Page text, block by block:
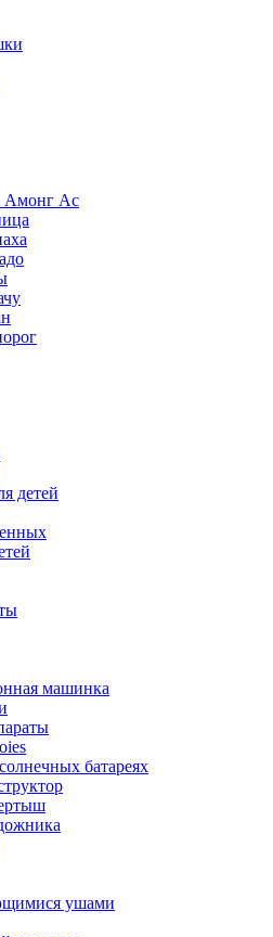
Амонг Ас
детей
машинка
батареях
ушами